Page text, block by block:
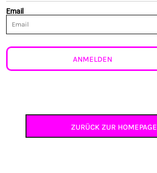
Email
ANMELDEN
ZURÜCK ZUR HOMEPAGE